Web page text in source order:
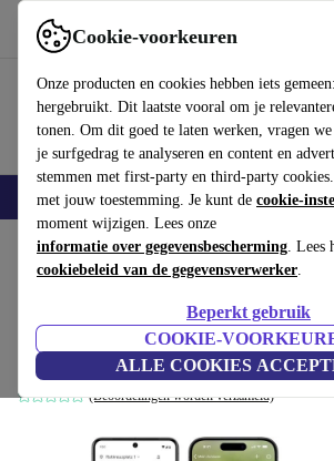
Cookie-voorkeuren
Onze producten en cookies hebben iets
hergebruikt. Dit laatste vooral om je
tonen. Om dit goed te laten werken, vragen
je surfgedrag te analyseren en content en
stemmen met first-party en third-party
met jouw toestemming. Je kunt de cookie-
moment wijzigen. Lees onze
informatie over gegevensbescherming. Lees
cookiebeleid van de gegevensverwerker.
Beperkt gebruik
COOKIE-
ALLE COOKIES
Gebruik refurbed snel en eenvoudig
Smartphones Laptops Tablets Smartwatches
Home Producten Elektrisch gereedschap
Eve Energy Outdoor
buitenstekker
zilver/zwart
(Beoordelingen worden verzameld)